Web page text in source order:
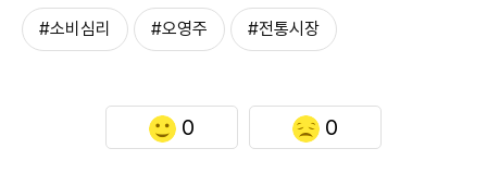
#소비심리 #오영주 #전통시장
0 0